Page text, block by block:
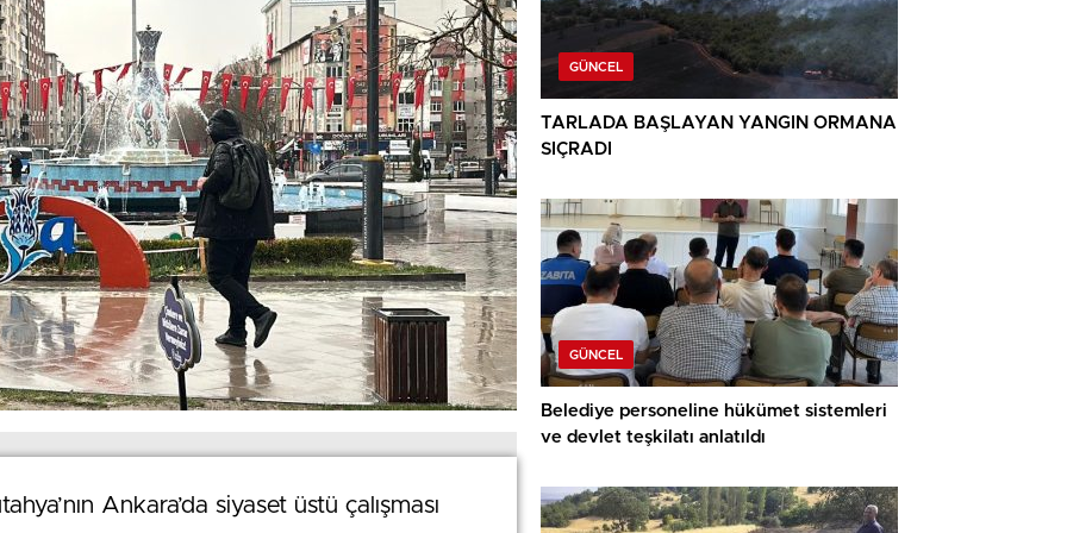
Ankara’da siyaset üstü çalışması
Ankara’da siyaset üstü çalışması
GÜNCEL
TARLADA BAŞLAYAN YANGIN ORMANA
SIÇRADI
GÜNCEL
Belediye personeline hükümet sistemleri
ve devlet teşkilatı anlatıldı